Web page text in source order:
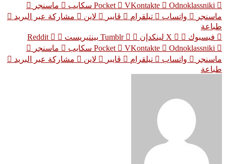
Odnoklassniki
‫Pocket سكايب
ماسنجر
ماسنجر
واتساب تيلقرام ڤايبر لاين
مشاركة عبر البريد
طباعة
فيسبوك
‫X لينكدإن بينتيريست
Odnoklassniki
‫Pocket سكايب
ماسنجر
ماسنجر
واتساب تيلقرام ڤايبر لاين
مشاركة عبر البريد
طباعة